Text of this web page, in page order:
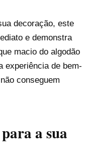
decoração, este
e demonstra
macio do algodão
experiência de bem-
conseguem
a sua